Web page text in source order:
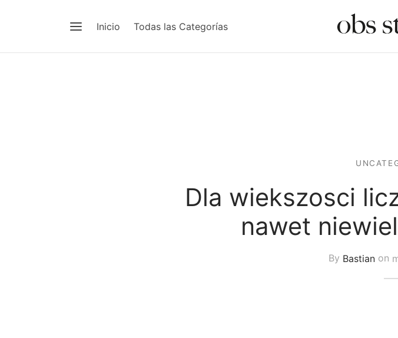
Inicio Todas las Categorías
Dla wiekszosci
nawet
By Bastianon